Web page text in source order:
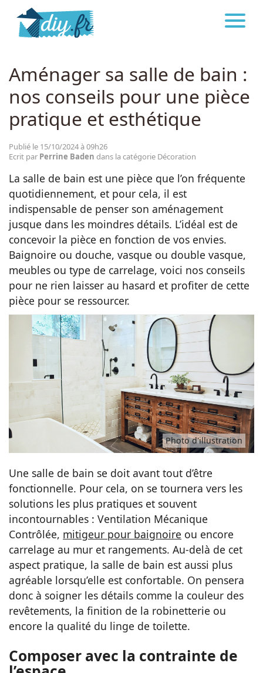
Décoration
Cuisine
Santé
Idées
DIY.FR DÉCORATION
Aménager sa salle de bain :
nos conseils pour une pièce
pratique et esthétique
Publié le 15/10/2024 à 09h26
Ecrit par Perrine Baden dans la catégorie Décoration
La salle de bain est une pièce que l’on fréquente
quotidiennement, et pour cela, il est
indispensable de penser son aménagement
jusque dans les moindres détails. L’idéal est de
concevoir la pièce en fonction de vos envies.
Baignoire ou douche, vasque ou double vasque,
meubles ou type de carrelage, voici nos conseils
pour ne rien laisser au hasard et profiter de cette
pièce pour se ressourcer.
Photo d'illustration
Une salle de bain se doit avant tout d’être
fonctionnelle. Pour cela, on se tournera vers les
solutions les plus pratiques et souvent
incontournables : Ventilation Mécanique
Contrôlée, mitigeur pour baignoire ou encore
carrelage au mur et rangements. Au-delà de cet
aspect pratique, la salle de bain est aussi plus
agréable lorsqu’elle est confortable. On pensera
donc à soigner les détails comme la couleur des
revêtements, la finition de la robinetterie ou
encore la qualité du linge de toilette.
Composer avec la contrainte de